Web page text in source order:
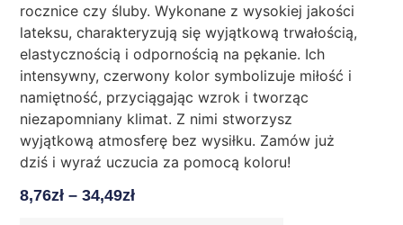
rocznice czy śluby. Wykonane z wysokiej jakości
lateksu, charakteryzują się wyjątkową trwałością,
elastycznością i odpornością na pękanie. Ich
intensywny, czerwony kolor symbolizuje miłość i
namiętność, przyciągając wzrok i tworząc
niezapomniany klimat. Z nimi stworzysz
wyjątkową atmosferę bez wysiłku. Zamów już
dziś i wyraź uczucia za pomocą koloru!
8,76Zł – 34,49Zł